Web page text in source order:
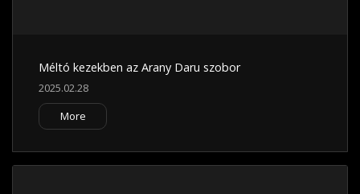
Méltó kezekben az Arany Daru szobor
2025.02.28
More